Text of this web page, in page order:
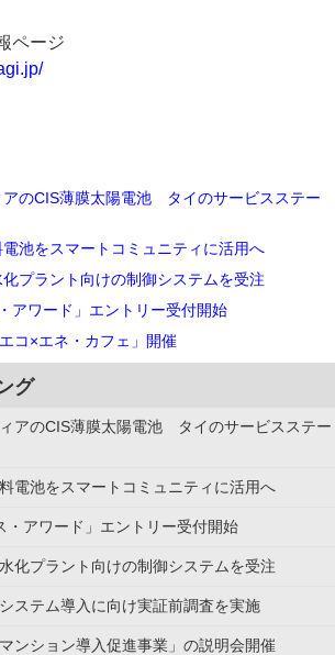
ページ
アのCIS薄膜太陽電池 タイのサービスステー
池をスマートコミュニティに活用へ
化プラント向けの制御システムを受注
アワード」エントリー受付開始
コ×エネ・カフェ」開催
グ
アのCIS薄膜太陽電池 タイのサービスステー
電池をスマートコミュニティに活用へ
・アワード」エントリー受付開始
化プラント向けの制御システムを受注
ステム導入に向け実証前調査を実施
ンション導入促進事業」の説明会開催